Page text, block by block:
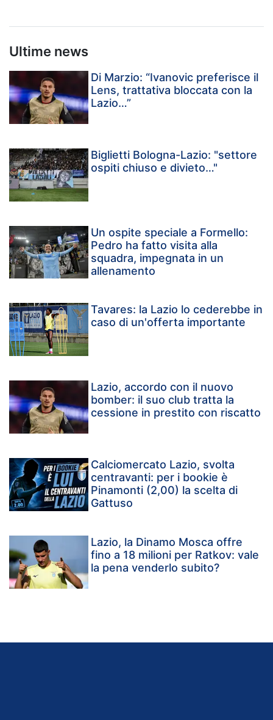
Ultime news
Di Marzio: “Ivanovic preferisce il
Lens, trattativa bloccata con la
Lazio…”
Biglietti Bologna-Lazio: "settore
ospiti chiuso e divieto…"
Un ospite speciale a Formello:
Pedro ha fatto visita alla
squadra, impegnata in un
allenamento
Tavares: la Lazio lo cederebbe in
caso di un'offerta importante
Lazio, accordo con il nuovo
bomber: il suo club tratta la
cessione in prestito con riscatto
Calciomercato Lazio, svolta
centravanti: per i bookie è
Pinamonti (2,00) la scelta di
Gattuso
Lazio, la Dinamo Mosca offre
fino a 18 milioni per Ratkov: vale
la pena venderlo subito?